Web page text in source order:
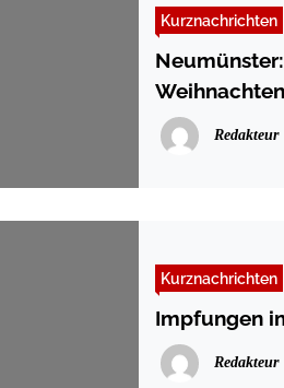
Kurznachrichten
Redakteur
Kurznachrichten
Impfungen
Redakteur